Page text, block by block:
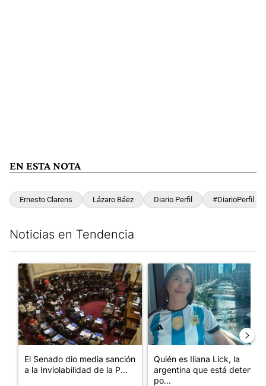
EN ESTA NOTA
Ernesto Clarens Lázaro Báez Diario Perfil #DiarioPerfil
Noticias en Tendencia
Un artículo de tendencia con el título "El Senado dio media
El Senado dio media sanción
a la Inviolabilidad de la P...
Un artículo de tendencia con
Quién es Iliana Lick, la
argentina que está detenida
po...